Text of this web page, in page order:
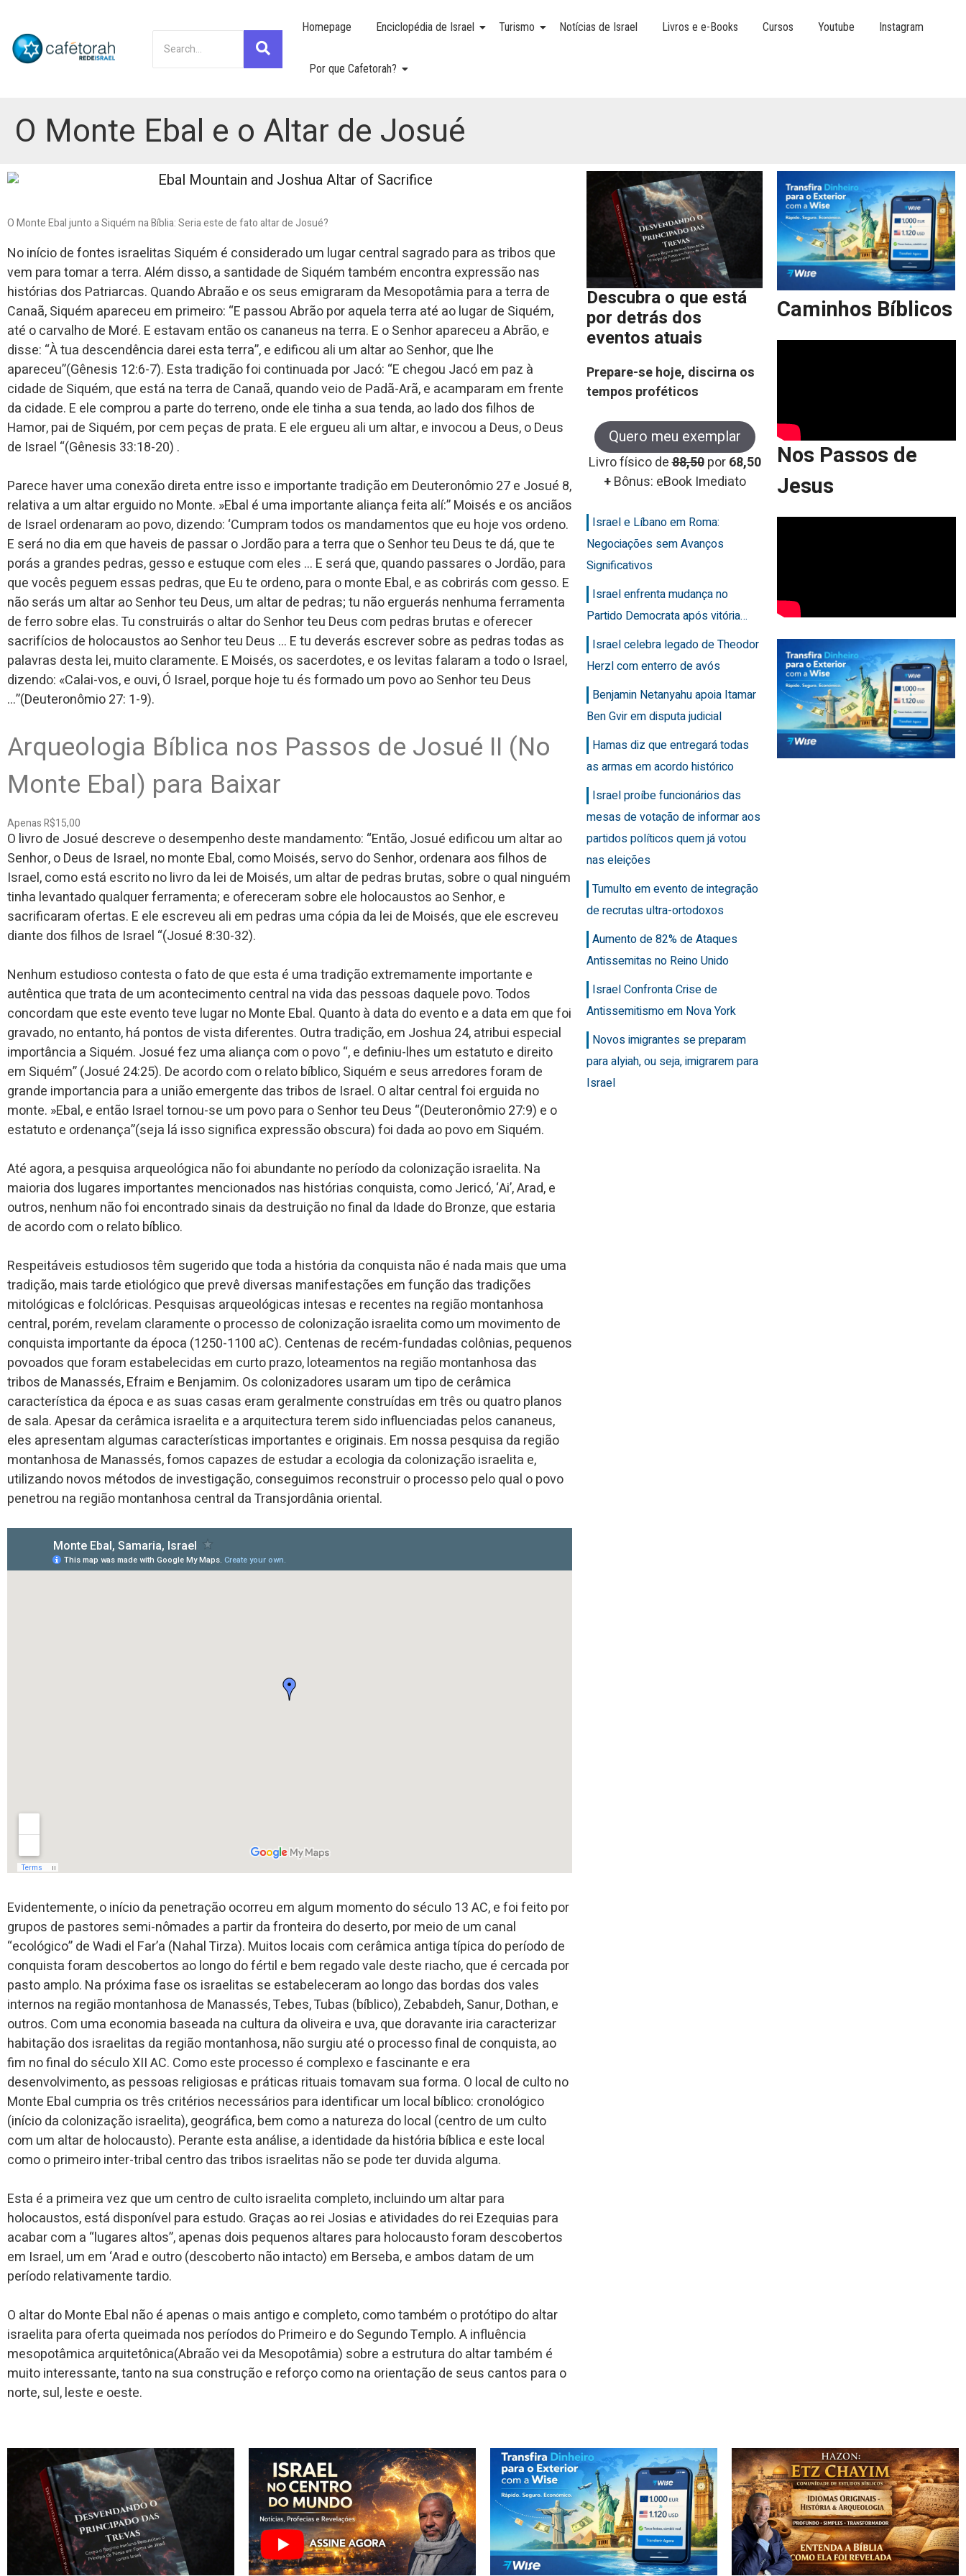
Homepage Enciclopédia de Israel Turismo Notícias de Israel Livros e e-Books Cursos Youtube Instagram
Por que Cafetorah?
O Monte Ebal e o Altar de Josué
O Monte Ebal junto a Siquém na Bíblia: Seria este de fato altar de Josué?
No início de fontes israelitas Siquém é considerado um lugar central sagrado para as tribos que
vem para tomar a terra. Além disso, a santidade de Siquém também encontra expressão nas
histórias dos Patriarcas. Quando Abraão e os seus emigraram da Mesopotâmia para a terra de
Canaã, Siquém apareceu em primeiro: “E passou Abrão por aquela terra até ao lugar de Siquém,
até o carvalho de Moré. E estavam então os cananeus na terra. E o Senhor apareceu a Abrão, e
disse: “À tua descendência darei esta terra”, e edificou ali um altar ao Senhor, que lhe
apareceu”(Gênesis 12:6-7). Esta tradição foi continuada por Jacó: “E chegou Jacó em paz à
cidade de Siquém, que está na terra de Canaã, quando veio de Padã-Arã, e acamparam em frente
da cidade. E ele comprou a parte do terreno, onde ele tinha a sua tenda, ao lado dos filhos de
Hamor, pai de Siquém, por cem peças de prata. E ele ergueu ali um altar, e invocou a Deus, o Deus
de Israel “(Gênesis 33:18-20) .
Parece haver uma conexão direta entre isso e importante tradição em Deuteronômio 27 e Josué 8,
relativa a um altar erguido no Monte. »Ebal é uma importante aliança feita alí:” Moisés e os anciãos
de Israel ordenaram ao povo, dizendo: ‘Cumpram todos os mandamentos que eu hoje vos ordeno.
E será no dia em que haveis de passar o Jordão para a terra que o Senhor teu Deus te dá, que te
porás a grandes pedras, gesso e estuque com eles … E será que, quando passares o Jordão, para
que vocês peguem essas pedras, que Eu te ordeno, para o monte Ebal, e as cobrirás com gesso. E
não serás um altar ao Senhor teu Deus, um altar de pedras; tu não erguerás nenhuma ferramenta
de ferro sobre elas. Tu construirás o altar do Senhor teu Deus com pedras brutas e oferecer
sacrifícios de holocaustos ao Senhor teu Deus … E tu deverás escrever sobre as pedras todas as
palavras desta lei, muito claramente. E Moisés, os sacerdotes, e os levitas falaram a todo o Israel,
dizendo: «Calai-vos, e ouvi, Ó Israel, porque hoje tu és formado um povo ao Senhor teu Deus
…”(Deuteronômio 27: 1-9).
Arqueologia Bíblica nos Passos de Josué II (No
Monte Ebal) para Baixar
Apenas R$15,00
O livro de Josué descreve o desempenho deste mandamento: “Então, Josué edificou um altar ao
Senhor, o Deus de Israel, no monte Ebal, como Moisés, servo do Senhor, ordenara aos filhos de
Israel, como está escrito no livro da lei de Moisés, um altar de pedras brutas, sobre o qual ninguém
tinha levantado qualquer ferramenta; e ofereceram sobre ele holocaustos ao Senhor, e
sacrificaram ofertas. E ele escreveu ali em pedras uma cópia da lei de Moisés, que ele escreveu
diante dos filhos de Israel “(Josué 8:30-32).
Nenhum estudioso contesta o fato de que esta é uma tradição extremamente importante e
autêntica que trata de um acontecimento central na vida das pessoas daquele povo. Todos
concordam que este evento teve lugar no Monte Ebal. Quanto à data do evento e a data em que foi
gravado, no entanto, há pontos de vista diferentes. Outra tradição, em Joshua 24, atribui especial
importância a Siquém. Josué fez uma aliança com o povo “, e definiu-lhes um estatuto e direito
em Siquém” (Josué 24:25). De acordo com o relato bíblico, Siquém e seus arredores foram de
grande importancia para a união emergente das tribos de Israel. O altar central foi erguida no
monte. »Ebal, e então Israel tornou-se um povo para o Senhor teu Deus “(Deuteronômio 27:9) e o
estatuto e ordenança”(seja lá isso significa expressão obscura) foi dada ao povo em Siquém.
Até agora, a pesquisa arqueológica não foi abundante no período da colonização israelita. Na
maioria dos lugares importantes mencionados nas histórias conquista, como Jericó, ‘Ai’, Arad, e
outros, nenhum não foi encontrado sinais da destruição no final da Idade do Bronze, que estaria
de acordo com o relato bíblico.
Respeitáveis estudiosos têm sugerido que toda a história da conquista não é nada mais que uma
tradição, mais tarde etiológico que prevê diversas manifestações em função das tradições
mitológicas e folclóricas. Pesquisas arqueológicas intesas e recentes na região montanhosa
central, porém, revelam claramente o processo de colonização israelita como um movimento de
conquista importante da época (1250-1100 aC). Centenas de recém-fundadas colônias, pequenos
povoados que foram estabelecidas em curto prazo, loteamentos na região montanhosa das
tribos de Manassés, Efraim e Benjamim. Os colonizadores usaram um tipo de cerâmica
característica da época e as suas casas eram geralmente construídas em três ou quatro planos
de sala. Apesar da cerâmica israelita e a arquitectura terem sido influenciadas pelos cananeus,
eles apresentam algumas características importantes e originais. Em nossa pesquisa da região
montanhosa de Manassés, fomos capazes de estudar a ecologia da colonização israelita e,
utilizando novos métodos de investigação, conseguimos reconstruir o processo pelo qual o povo
penetrou na região montanhosa central da Transjordânia oriental.
Evidentemente, o início da penetração ocorreu em algum momento do século 13 AC, e foi feito por
grupos de pastores semi-nômades a partir da fronteira do deserto, por meio de um canal
“ecológico” de Wadi el Far’a (Nahal Tirza). Muitos locais com cerâmica antiga típica do período de
conquista foram descobertos ao longo do fértil e bem regado vale deste riacho, que é cercada por
pasto amplo. Na próxima fase os israelitas se estabeleceram ao longo das bordas dos vales
internos na região montanhosa de Manassés, Tebes, Tubas (bíblico), Zebabdeh, Sanur, Dothan, e
outros. Com uma economia baseada na cultura da oliveira e uva, que doravante iria caracterizar
habitação dos israelitas da região montanhosa, não surgiu até o processo final de conquista, ao
fim no final do século XII AC. Como este processo é complexo e fascinante e era
desenvolvimento, as pessoas religiosas e práticas rituais tomavam sua forma. O local de culto no
Monte Ebal cumpria os três critérios necessários para identificar um local bíblico: cronológico
(início da colonização israelita), geográfica, bem como a natureza do local (centro de um culto
com um altar de holocausto). Perante esta análise, a identidade da história bíblica e este local
como o primeiro inter-tribal centro das tribos israelitas não se pode ter duvida alguma.
Esta é a primeira vez que um centro de culto israelita completo, incluindo um altar para
holocaustos, está disponível para estudo. Graças ao rei Josias e atividades do rei Ezequias para
acabar com a “lugares altos”, apenas dois pequenos altares para holocausto foram descobertos
em Israel, um em ‘Arad e outro (descoberto não intacto) em Berseba, e ambos datam de um
período relativamente tardio.
O altar do Monte Ebal não é apenas o mais antigo e completo, como também o protótipo do altar
israelita para oferta queimada nos períodos do Primeiro e do Segundo Templo. A influência
mesopotâmica arquitetônica(Abraão vei da Mesopotâmia) sobre a estrutura do altar também é
muito interessante, tanto na sua construção e reforço como na orientação de seus cantos para o
norte, sul, leste e oeste.
Descubra o que está
por detrás dos
eventos atuais
Prepare-se hoje, discirna os
tempos proféticos
Quero meu exemplar
Livro físico de88,50 por68,50
+Bônus: eBook Imediato
Israel e Líbano em Roma:
Negociações sem Avanços
Significativos
Israel enfrenta mudança no
Partido Democrata após vitória…
Israel celebra legado de Theodor
Herzl com enterro de avós
Benjamin Netanyahu apoia Itamar
Ben Gvir em disputa judicial
Hamas diz que entregará todas
as armas em acordo histórico
Israel proíbe funcionários das
mesas de votação de informar aos
partidos políticos quem já votou
nas eleições
Tumulto em evento de integração
de recrutas ultra-ortodoxos
Aumento de 82% de Ataques
Antissemitas no Reino Unido
Israel Confronta Crise de
Antissemitismo em Nova York
Novos imigrantes se preparam
para alyiah, ou seja, imigrarem para
Israel
Caminhos Bíblicos
Nos Passos de
Jesus